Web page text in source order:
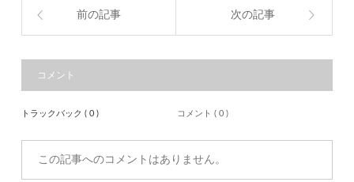
前の記事 次の記事
コメント
トラックバック ( 0 ) コメント ( 0 )
この記事へのコメントはありません。